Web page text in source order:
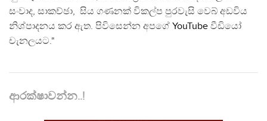
සංවාද, සාකච්ඡා, සිය ගණනක් විකල්ප පුරවැසි වෙබ් අඩවිය
නිශ්පාදනය කර ඇත. පිවිසෙන්න අපගේ YouTube වීඩියෝ
චැනලයට."
ආරක්ෂාවන්න..!